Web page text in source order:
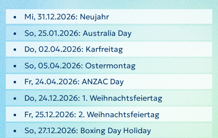
Mi, 31.12.2026: Neujahr
So, 25.01.2026: Australia Day
Do, 02.04.2026: Karfreitag
So, 05.04.2026: Ostermontag
Fr, 24.04.2026: ANZAC Day
Do, 24.12.2026: 1. Weihnachtsfeiertag
Fr, 25.12.2026: 2. Weihnachtsfeiertag
So, 27.12.2026: Boxing Day Holiday